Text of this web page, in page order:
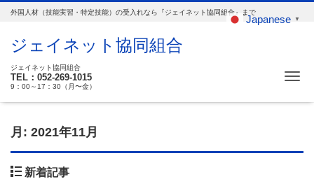
外国人材（技能実習・特定技能）の受入れなら『ジェイネット協同組合』まで
ジェイネット協同組合
ジェイネット協同組合
TEL：052-269-1015
9：00～17：30（月〜金）
月: 2021年11月
新着記事
Japanese ▼